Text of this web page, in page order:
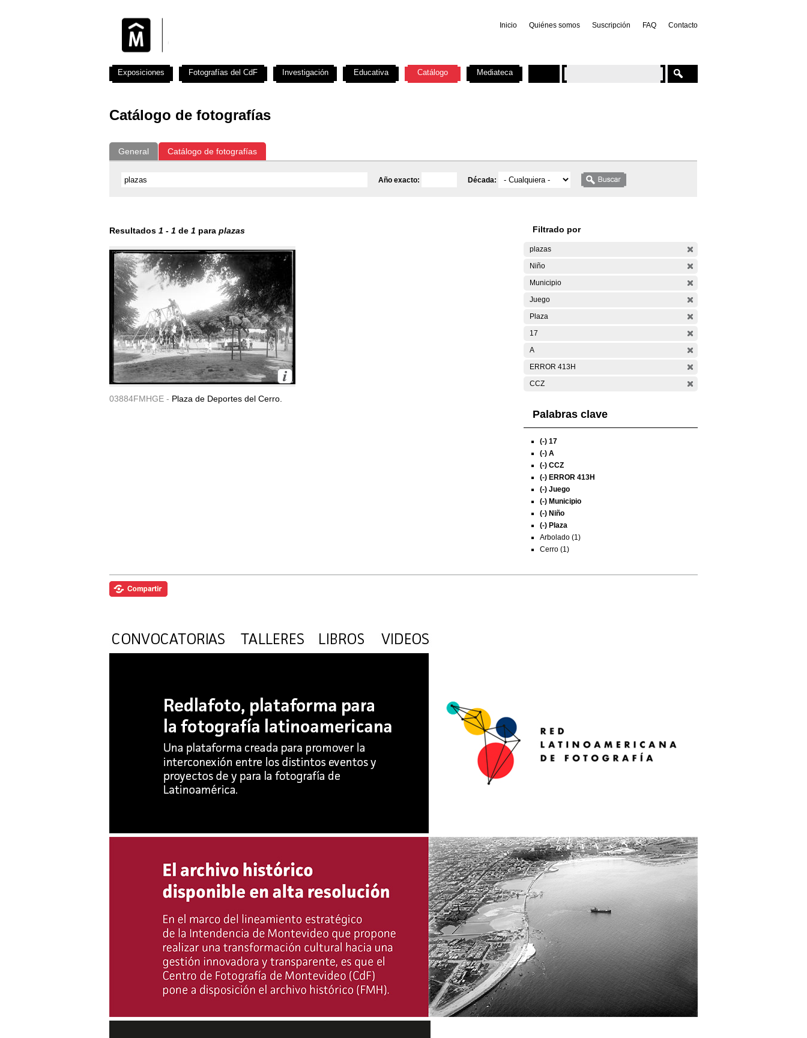
Inicio Quiénes somos Suscripción FAQ Contacto
Catálogo de fotografías
General Catálogo de fotografías
Año exacto: Década:
Resultados 1 - 1 de 1 para plazas
03884FMHGE - Plaza de Deportes del Cerro.
Filtrado por
plazas
Niño
Municipio
Juego
Plaza
17
A
ERROR 413H
CCZ
Palabras clave
(-) 17
(-) A
(-) CCZ
(-) ERROR 413H
(-) Juego
(-) Municipio
(-) Niño
(-) Plaza
Arbolado (1)
Cerro (1)
Exposiciones Fotografías del CdF Investigación Educativa Catálogo Mediateca